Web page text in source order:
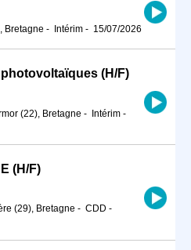
Bretagne - Intérim - 15/07/2026
(H/F)
(22), Bretagne - Intérim -
(H/F)
(29), Bretagne - CDD -